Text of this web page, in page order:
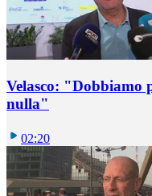
Velasco: "Dobbiamo
nulla"
02:20